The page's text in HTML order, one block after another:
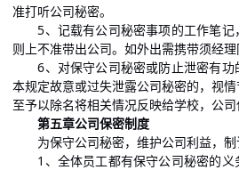
准打听公司秘密。
5、记载有公司秘密事项的工作笔记
则上不准带出公司。如外出需携带须经理
6、对保守公司秘密或防止泄密有功
本规定故意或过失泄露公司秘密的，视
至予以除名将相关情况反映给学校，公司
第五章公司保密制度
为保守公司秘密，维护公司利益，制
1、全体员工都有保守公司秘密的义